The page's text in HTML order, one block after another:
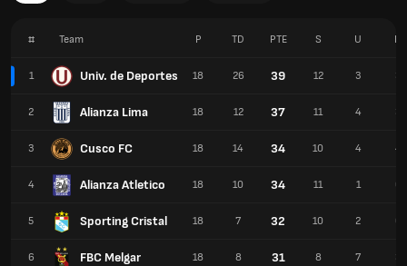
# Team
1 Univ. de Deportes
2 Alianza Lima
3 Cusco FC
4 Alianza Atletico
5 Sporting Cristal
6 FBC Melgar
P TD PTE S U N
18 26 39 12 3 3
18 12 37 11 4 3
18 14 34 10 4 4
18 10 34 11 1 6
18 7 32 10 2 6
18 8 31 8 7 3